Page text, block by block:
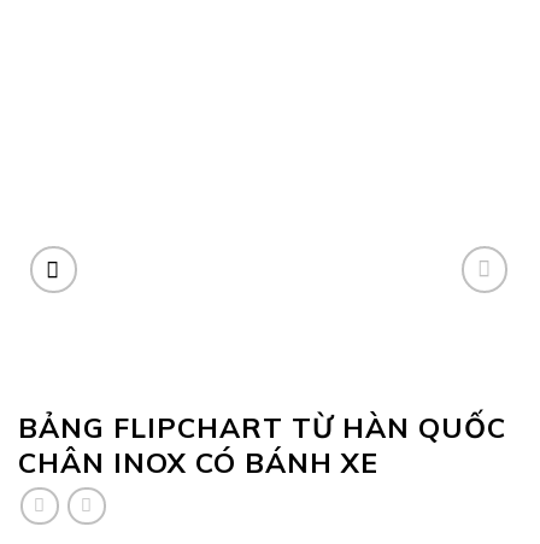
BẢNG FLIPCHART TỪ HÀN QUỐC
CHÂN INOX CÓ BÁNH XE